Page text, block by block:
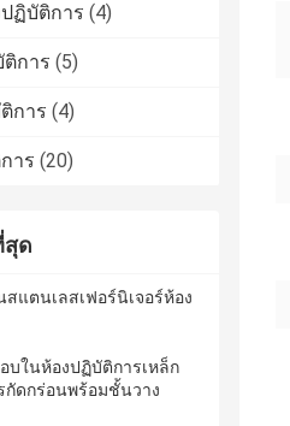
ฏิบัติการ (4)
การ (5)
การ (4)
าร (20)
ด
สแตนเลสเฟอร์นิเจอร์ห้อง
บในห้องปฏิบัติการเหล็ก
กัดกร่อนพร้อมชั้นวาง